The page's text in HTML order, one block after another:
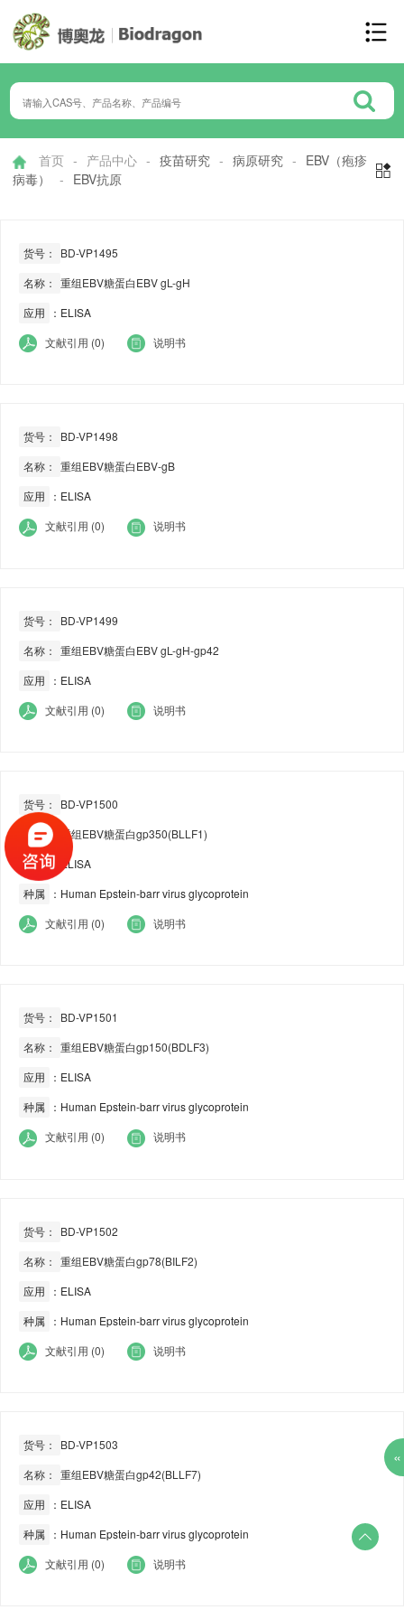
首页 - 产品中心 - 疫苗研究 - 病原研究 - EBV（疱疹
病毒）
- EBV抗原

货号：
BD-VP1495
名称： 重组EBV糖蛋白EBV gL-gH
应用
：ELISA
文献引用 (0)
说明书
货号：
BD-VP1498
名称： 重组EBV糖蛋白EBV-gB
应用
：ELISA
文献引用 (0)
说明书
货号：
BD-VP1499
名称： 重组EBV糖蛋白EBV gL-gH-gp42
应用
：ELISA
文献引用 (0)
说明书
货号：
BD-VP1500
名称：
重组EBV糖蛋白gp350(BLLF1)
应用 ：ELISA
种属 ：Human Epstein-barr virus glycoprotein
文献引用 (0)
说明书
货号：
BD-VP1501
名称： 重组EBV糖蛋白gp150(BDLF3)
应用
：ELISA
种属 ：Human Epstein-barr virus glycoprotein
文献引用 (0)
说明书
货号：
BD-VP1502
名称： 重组EBV糖蛋白gp78(BILF2)
应用
：ELISA
种属 ：Human Epstein-barr virus glycoprotein
文献引用 (0)
说明书
货号：
BD-VP1503
名称： 重组EBV糖蛋白gp42(BLLF7)
应用
：ELISA
种属 ：Human Epstein-barr virus glycoprotein
文献引用 (0)
说明书
